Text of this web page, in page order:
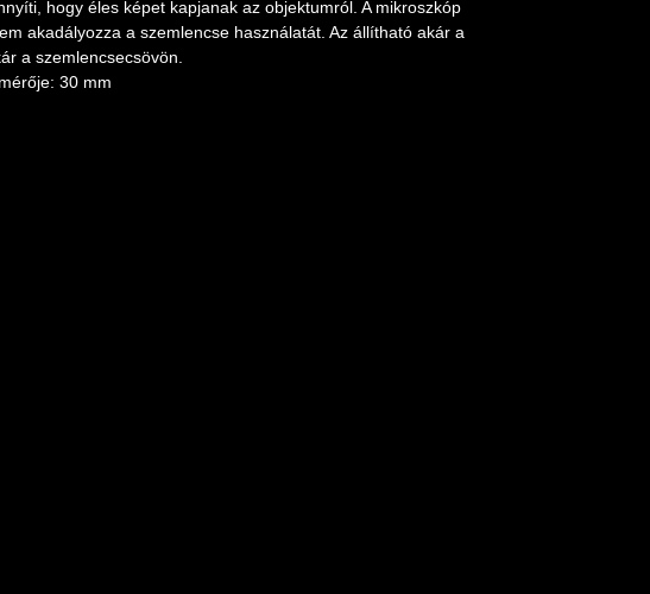
hogy éles képet kapjanak az objektumról. A mikroszkóp
akadályozza a szemlencse használatát. Az állítható akár a
a szemlencsecsövön.
30 mm